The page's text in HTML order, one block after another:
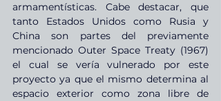
armamentísticas. Cabe destacar, que
tanto Estados Unidos como Rusia y
China son partes del previamente
mencionado Outer Space Treaty (1967)
el cual se vería vulnerado por este
proyecto ya que el mismo determina al
espacio exterior como zona libre de